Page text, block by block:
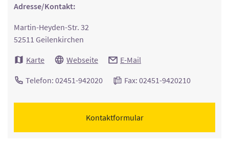
Adresse/Kontakt:
Martin-Heyden-Str. 32
52511 Geilenkirchen
Karte
Webseite E-Mail
Telefon: 02451-942020 Fax: 02451-9420210
Kontaktformular